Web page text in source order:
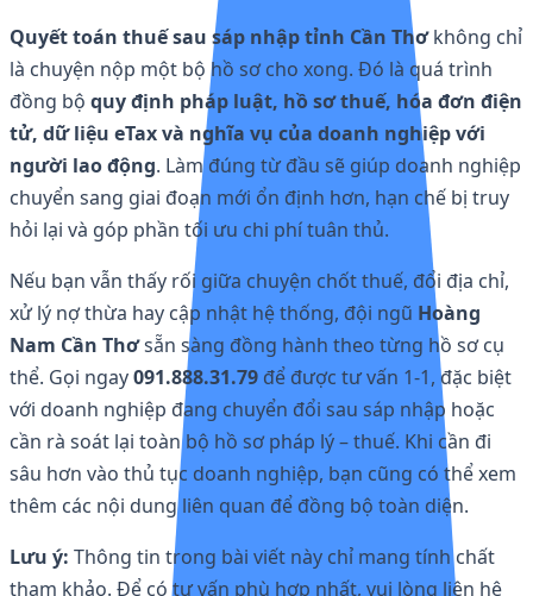
Quyết toán thuế sau sáp nhập tỉnh Cần Thơkhông chỉ
là chuyện nộp một bộ hồ sơ cho xong. Đó là quá trình
đồng bộ quy định pháp luật, hồ sơ thuế, hóa đơn điện
tử, dữ liệu eTax và nghĩa vụ của doanh nghiệp với
người lao động. Làm đúng từ đầu sẽ giúp doanh nghiệp
chuyển sang giai đoạn mới ổn định hơn, hạn chế bị truy
hỏi lại và góp phần tối ưu chi phí tuân thủ.
Nếu bạn vẫn thấy rối giữa chuyện chốt thuế, đổi địa chỉ,
xử lý nợ thừa hay cập nhật hệ thống, đội ngũ Hoàng
Nam Cần Thơsẵn sàng đồng hành theo từng hồ sơ cụ
thể. Gọi ngay091.888.31.79 để được tư vấn 1-1, đặc biệt
với doanh nghiệp đang chuyển đổi sau sáp nhập hoặc
cần rà soát lại toàn bộ hồ sơ pháp lý – thuế. Khi cần đi
sâu hơn vào thủ tục doanh nghiệp, bạn cũng có thể xem
thêm các nội dung liên quan để đồng bộ toàn diện.
Lưu ý: Thông tin trong bài viết này chỉ mang tính chất
tham khảo. Để có tư vấn phù hợp nhất, vui lòng liên hệ